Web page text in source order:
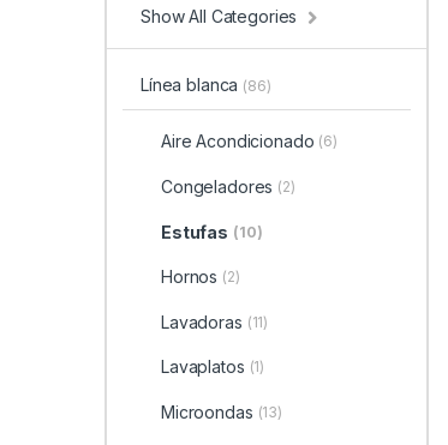
Show All Categories
Línea blanca (86)
Aire Acondicionado (6)
Congeladores (2)
Estufas (10)
Hornos (2)
Lavadoras (11)
Lavaplatos (1)
Microondas (13)